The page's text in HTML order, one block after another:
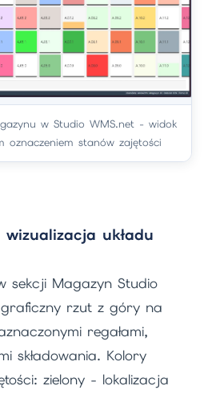
w Studio WMS.net - widok
oznaczeniem stanów zajętości
układu
sekcji Magazyn Studio
rzut z góry na
regałami,
składowania. Kolory
zielony - lokalizacja